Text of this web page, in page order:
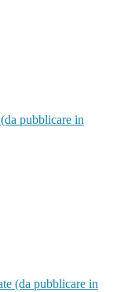
pubblicare in
(da pubblicare in